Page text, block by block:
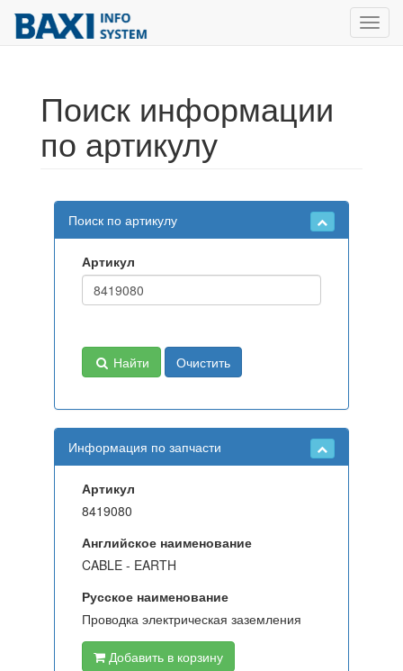
Поиск информации
по артикулу
Поиск по артикулу
Артикул
Найти Очистить
Информация по запчасти
Артикул
8419080
Английское наименование
CABLE - EARTH
Русское наименование
Проводка электрическая заземления
Добавить в корзину